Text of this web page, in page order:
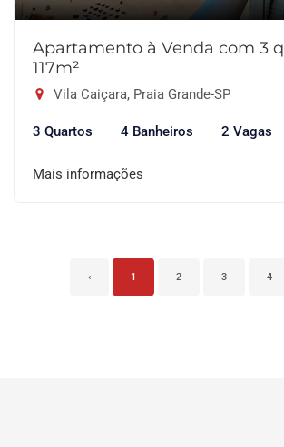
Apartamento à Venda com 3
117m²
Vila Caiçara, Praia Grande-SP
3 Quartos 4 Banheiros 2 Vagas
Mais informações
‹ 1 2 3 4